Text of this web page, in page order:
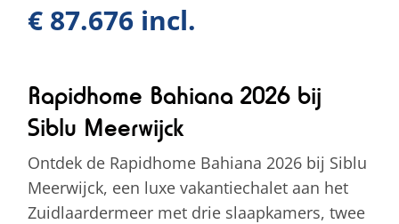
€ 87.676 incl.
Rapidhome Bahiana 2026 bij
Siblu Meerwijck
Ontdek de Rapidhome Bahiana 2026 bij Siblu
Meerwijck, een luxe vakantiechalet aan het
Zuidlaardermeer met drie slaapkamers, twee